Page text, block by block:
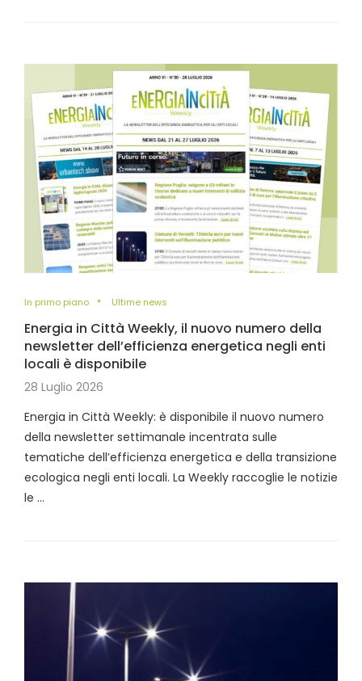
In primo piano Ultime news
Energia in Città Weekly, il nuovo numero della
newsletter dell’efficienza energetica negli enti
locali è disponibile
28 Luglio 2026
Energia in Città Weekly: è disponibile il nuovo numero
della newsletter settimanale incentrata sulle
tematiche dell’efficienza energetica e della transizione
ecologica negli enti locali. La Weekly raccoglie le notizie
le …